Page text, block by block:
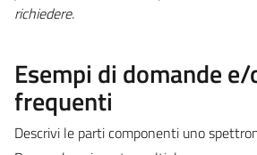
richiedere.
Esempi di domande
frequenti
Descrivi le parti componenti uno